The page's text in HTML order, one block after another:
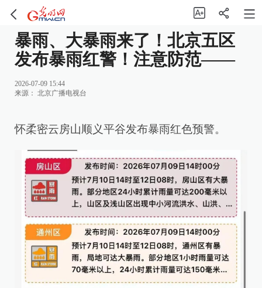
暴雨、大暴雨来了！北京五区
发布暴雨红警！注意防范——
2026-07-09 15:44
来源： 北京广播电视台
怀柔密云房山顺义平谷发布暴雨红色预警。